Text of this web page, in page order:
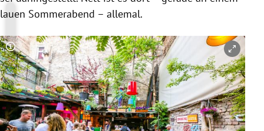
lauen Sommerabend – allemal.
Copyright-Hinweis öffnen/schließen